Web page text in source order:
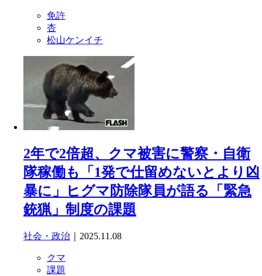
免許
杏
松山ケンイチ
2年で2倍超、クマ被害に警察・自衛
隊稼働も「1発で仕留めないとより凶
暴に」ヒグマ防除隊員が語る「緊急
銃猟」制度の課題
社会・政治 ｜2025.11.08
クマ
課題